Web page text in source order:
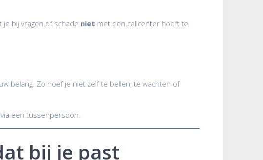
bij vragen of schade niet met een callcenter hoeft te
belang. Zo hoef je niet zelf te bellen, te wachten of
een tussenpersoon.
bij je past